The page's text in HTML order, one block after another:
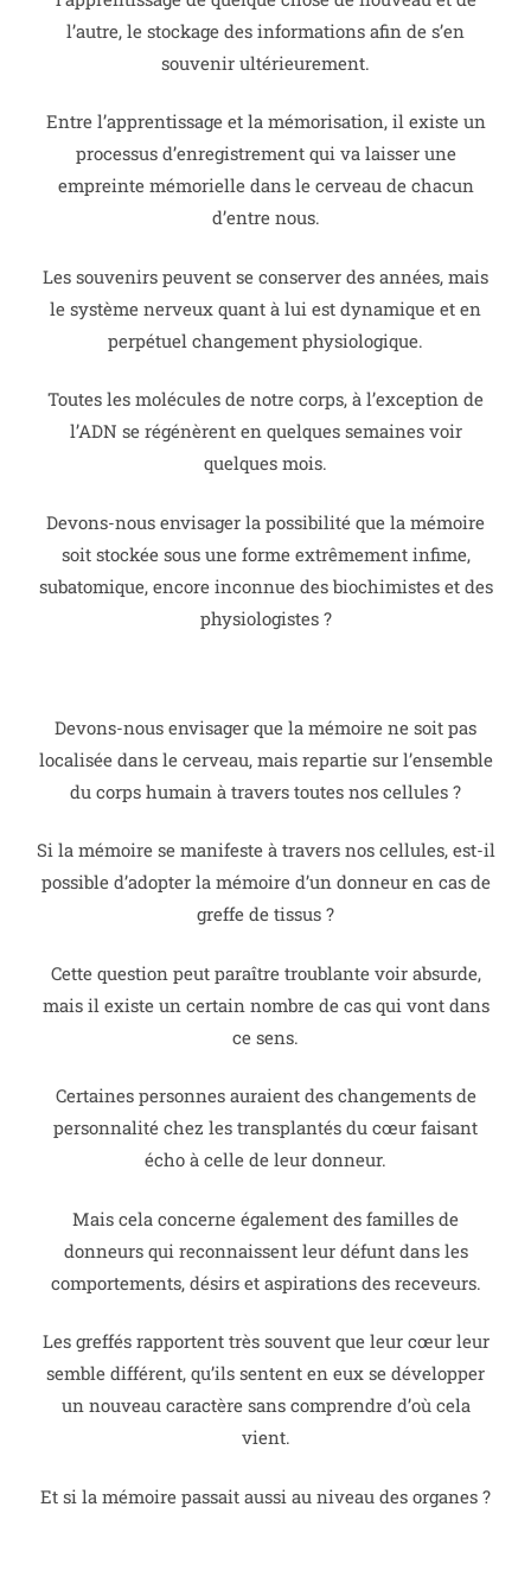
l’autre, le stockage des informations afin de s’en
souvenir ultérieurement.
Entre l’apprentissage et la mémorisation, il existe un
processus d’enregistrement qui va laisser une
empreinte mémorielle dans le cerveau de chacun
d’entre nous.
Les souvenirs peuvent se conserver des années, mais
le système nerveux quant à lui est dynamique et en
perpétuel changement physiologique.
Toutes les molécules de notre corps, à l’exception de
l’ADN se régénèrent en quelques semaines voir
quelques mois.
Devons-nous envisager la possibilité que la mémoire
soit stockée sous une forme extrêmement infime,
subatomique, encore inconnue des biochimistes et des
physiologistes ?
Devons-nous envisager que la mémoire ne soit pas
localisée dans le cerveau, mais repartie sur l’ensemble
du corps humain à travers toutes nos cellules ?
Si la mémoire se manifeste à travers nos cellules, est-il
possible d’adopter la mémoire d’un donneur en cas de
greffe de tissus ?
Cette question peut paraître troublante voir absurde,
mais il existe un certain nombre de cas qui vont dans
ce sens.
Certaines personnes auraient des changements de
personnalité chez les transplantés du cœur faisant
écho à celle de leur donneur.
Mais cela concerne également des familles de
donneurs qui reconnaissent leur défunt dans les
comportements, désirs et aspirations des receveurs.
Les greffés rapportent très souvent que leur cœur leur
semble différent, qu’ils sentent en eux se développer
un nouveau caractère sans comprendre d’où cela
vient.
Et si la mémoire passait aussi au niveau des organes ?